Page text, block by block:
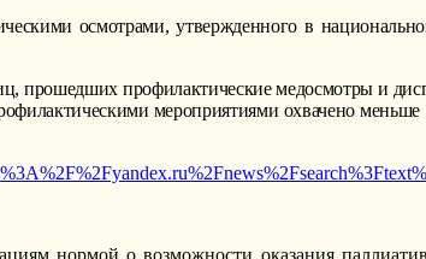
осмотрами, утвержденного в
прошедших профилактические медосмотры и
мероприятиями охвачено меньше
нормой о возможности оказания